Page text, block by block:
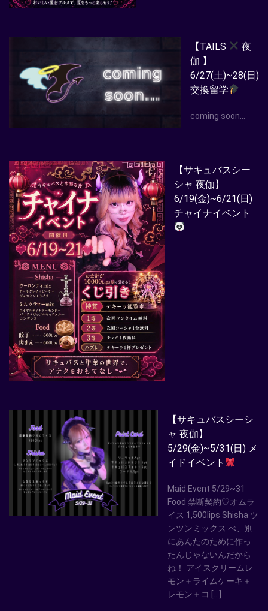
【TAILS
夜
伽 】
6/27(土)~28(日)
交換留学
coming soon…
【サキュバスシー
シャ 夜伽】
6/19(金)~6/21(日)
チャイナイベント
【サキュバスシーシ
ャ 夜伽】
5/29(金)~5/31(日) メ
イドイベント
Maid Event 5/29~31
Food 禁断契約♡オムラ
イス 1,500lips Shisha ツ
ンツンミックス べ、別
にあんたのために作っ
たんじゃないんだから
ね！ アイスクリームレ
モン＋ライムケーキ＋
レモン＋コ […]